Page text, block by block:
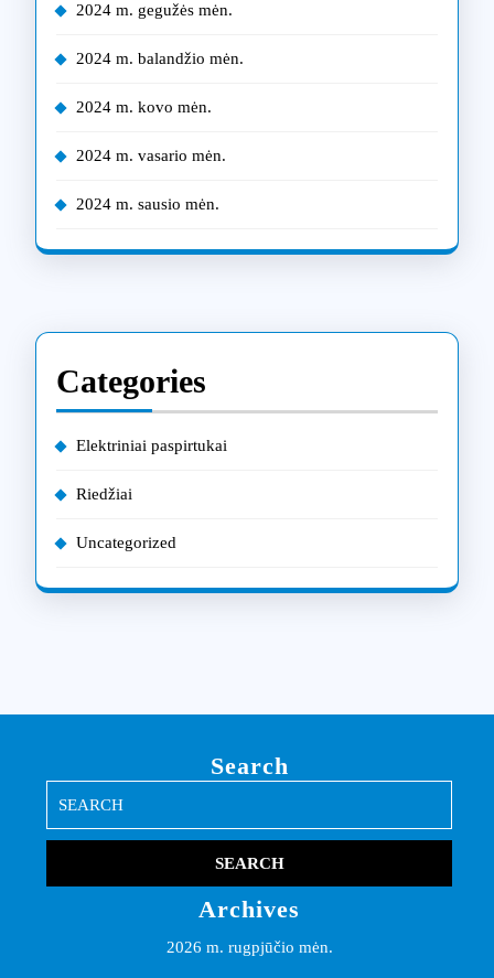
2024 m. gegužės mėn.
2024 m. balandžio mėn.
2024 m. kovo mėn.
2024 m. vasario mėn.
2024 m. sausio mėn.
Categories
Elektriniai paspirtukai
Riedžiai
Uncategorized
Search
for:
Archives
2026 m. rugpjūčio mėn.